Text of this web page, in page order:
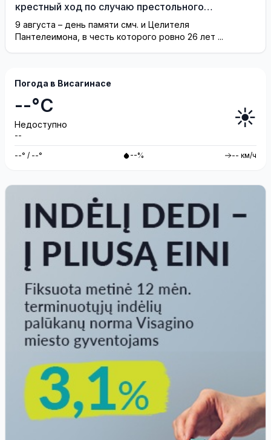
крестный ход по случаю престольного
праздника (фотогалерея)
9 августа – день памяти смч. и Целителя
Пантелеимона, в честь которого ровно 26 лет ...
Погода в Висагинасе
--°C
Недоступно
--
☀️
--° / --° --% -- км/ч